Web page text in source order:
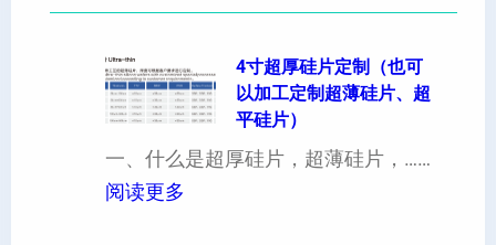
4寸超厚硅片定制（也可
以加工定制超薄硅片、超
平硅片）
一、什么是超厚硅片，超薄硅片，……
阅读更多